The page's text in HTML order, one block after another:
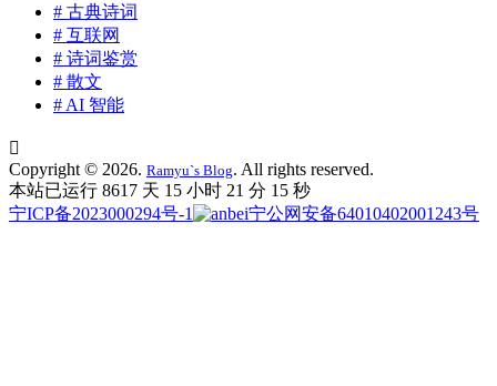
# 古典诗词
# 互联网
# 诗词鉴赏
# 散文
# AI 智能

Copyright © 2026. Ramyu`s Blog. All rights reserved.
本站已运行 8617 天 15 小时 21 分 16 秒
宁ICP备2023000294号-1
宁公网安备64010402001243号